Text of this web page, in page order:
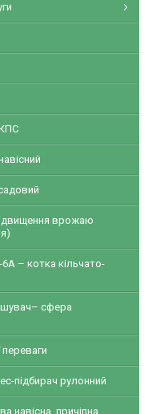
врожаю
– котка кільчато-
сфера
переваги
підбирач рулонний
навісна, причіпна